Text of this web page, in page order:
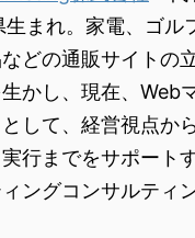
生まれ。家電、ゴル
どの通販サイトの
かし、現在、Web
して、経営視点か
行までをサポート
ングコンサルティ